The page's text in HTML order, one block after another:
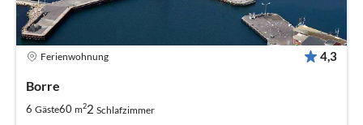
Ferienwohnung 4,3
Borre
6 Gäste60 m22 Schlafzimmer